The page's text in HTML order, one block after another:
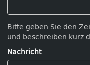
Bitte geben Sie den
und beschreiben kurz
Nachricht